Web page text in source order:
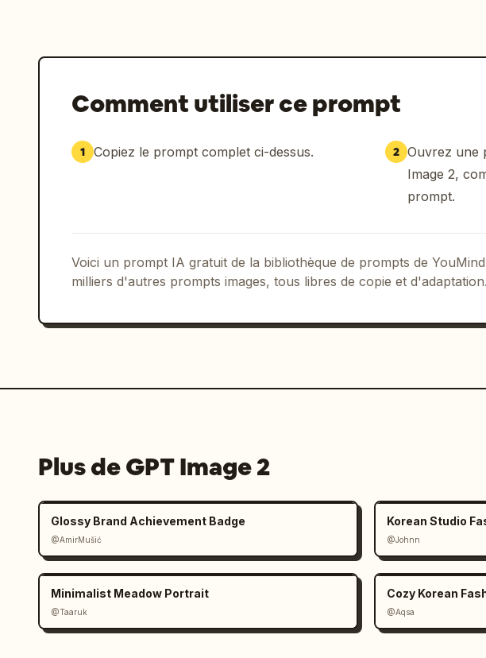
Comment utiliser ce prompt
1 Copiez le prompt complet ci-dessus. 2 Ouvrez une
Image 2,
prompt.
Voici un prompt IA gratuit de la bibliothèque de prompts de
milliers d'autres prompts images, tous libres de copie et d'adaptation.
Plus de GPT Image 2
Glossy Brand Achievement Badge
@AmirMušić
Korean Studio
@Johnn
Minimalist Meadow Portrait
@Taaruk
Cozy Korean
@Aqsa